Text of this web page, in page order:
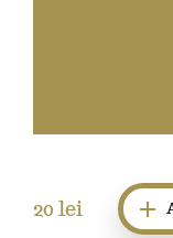
20 lei